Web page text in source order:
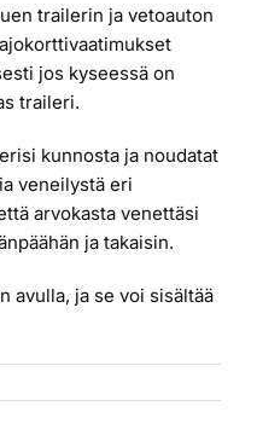
trailerin ja vetoauton
jos kyseessä on
traileri.
kunnosta ja noudatat
veneilystä eri
arvokasta venettäsi
ja takaisin.
avulla, ja se voi sisältää